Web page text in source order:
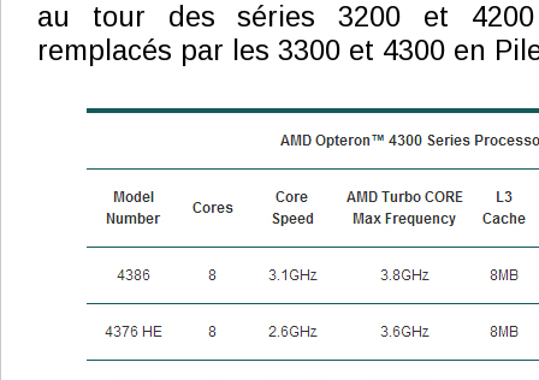
au tour des séries 3200 et 4200
remplacés par les 3300 et 4300 en